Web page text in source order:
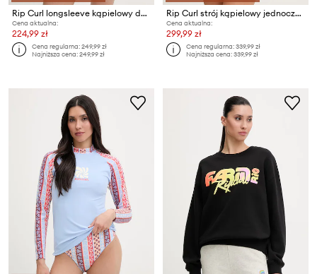
Rip Curl longsleeve kąpielowy damski SURF SIDE
Cena aktualna:
224,99 zł
Cena regularna:249,99 zł
Najniższa cena:249,99 zł
Rip Curl strój kąpielowy jednoczęściowy damski RC X SC 1PC
Cena aktualna:
299,99 zł
Cena regularna:339,99 zł
Najniższa cena:339,99 zł